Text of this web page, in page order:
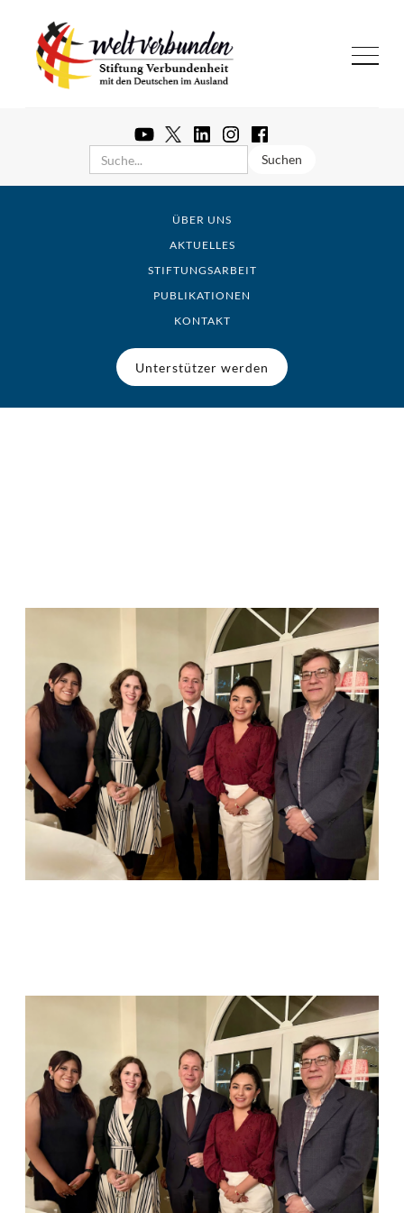
ÜBER UNS
AKTUELLES
STIFTUNGSARBEIT
PUBLIKATIONEN
KONTAKT
Unterstützer werden